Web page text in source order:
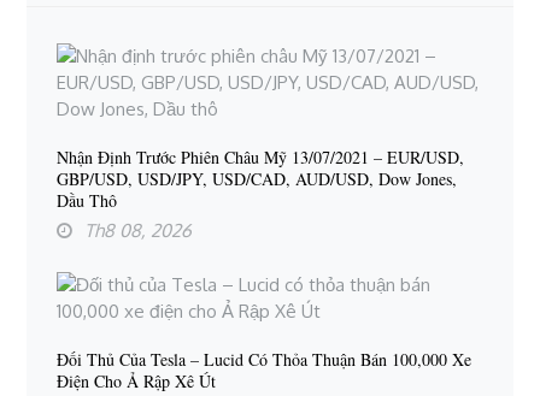
Nhận Định Trước Phiên Châu Mỹ 13/07/2021 – EUR/USD,
GBP/USD, USD/JPY, USD/CAD, AUD/USD, Dow Jones,
Dầu Thô
Th8 08, 2026
Đối Thủ Của Tesla – Lucid Có Thỏa Thuận Bán 100,000 Xe
Điện Cho Ả Rập Xê Út